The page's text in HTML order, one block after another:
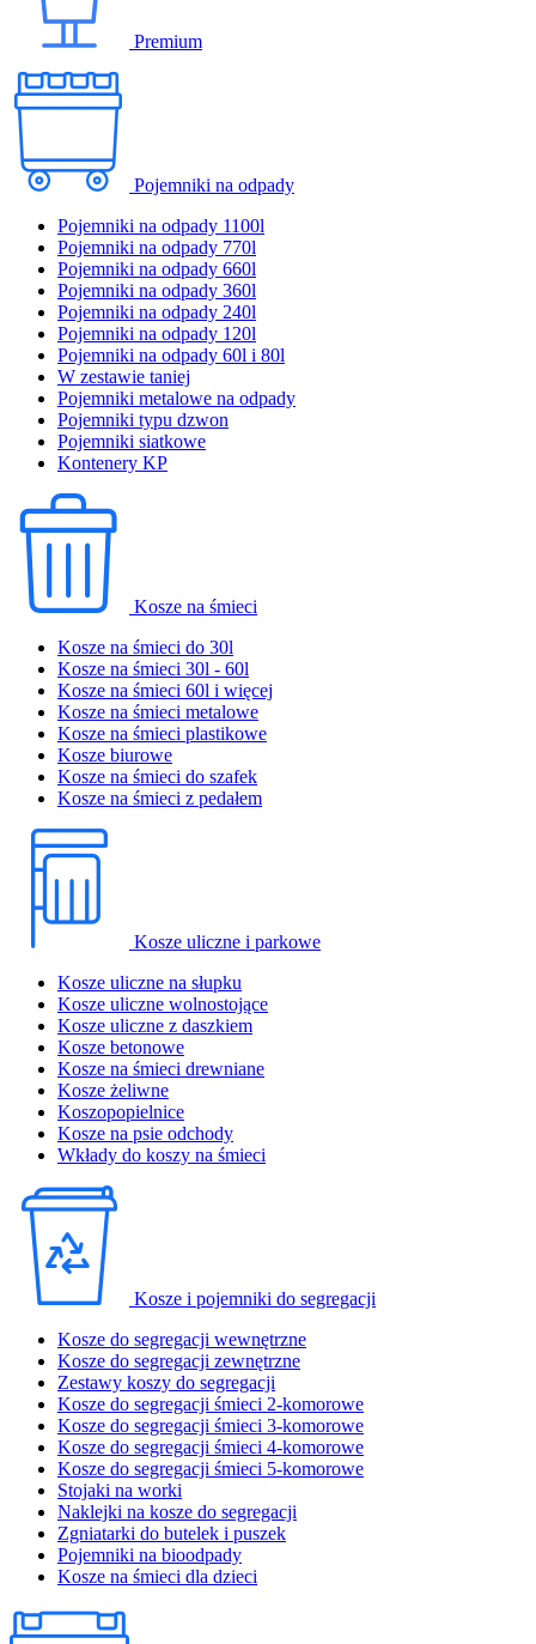
Premium
Pojemniki na odpady
Pojemniki na odpady 1100l
Pojemniki na odpady 770l
Pojemniki na odpady 660l
Pojemniki na odpady 360l
Pojemniki na odpady 240l
Pojemniki na odpady 120l
Pojemniki na odpady 60l i 80l
W zestawie taniej
Pojemniki metalowe na odpady
Pojemniki typu dzwon
Pojemniki siatkowe
Kontenery KP
Kosze na śmieci
Kosze na śmieci do 30l
Kosze na śmieci 30l - 60l
Kosze na śmieci 60l i więcej
Kosze na śmieci metalowe
Kosze na śmieci plastikowe
Kosze biurowe
Kosze na śmieci do szafek
Kosze na śmieci z pedałem
Kosze uliczne i parkowe
Kosze uliczne na słupku
Kosze uliczne wolnostojące
Kosze uliczne z daszkiem
Kosze betonowe
Kosze na śmieci drewniane
Kosze żeliwne
Koszopopielnice
Kosze na psie odchody
Wkłady do koszy na śmieci
Kosze i pojemniki do segregacji
Kosze do segregacji wewnętrzne
Kosze do segregacji zewnętrzne
Zestawy koszy do segregacji
Kosze do segregacji śmieci 2-komorowe
Kosze do segregacji śmieci 3-komorowe
Kosze do segregacji śmieci 4-komorowe
Kosze do segregacji śmieci 5-komorowe
Stojaki na worki
Naklejki na kosze do segregacji
Zgniatarki do butelek i puszek
Pojemniki na bioodpady
Kosze na śmieci dla dzieci